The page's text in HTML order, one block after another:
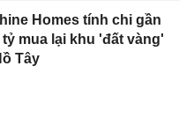
Homes tính chi gần
tỷ mua lại khu 'đất vàng'
Tây